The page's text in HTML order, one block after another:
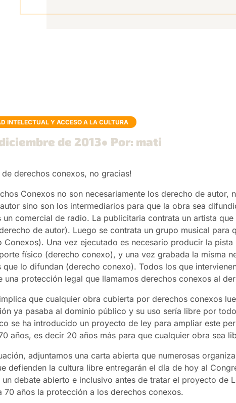
INTELECTUAL Y ACCESO A LA CULTURA
de 2013● Por: mati
de derechos conexos, no gracias!
Conexos no son necesariamente los derecho de autor,
sino son los intermediarios para que la obra sea
un comercial de radio. La publicitaria contrata un artista
de autor). Luego se contrata un grupo musical para
Conexos). Una vez ejecutado es necesario producir la
físico (derecho conexo), y una vez grabada la misma
que lo difundan (derecho conexo). Todos los que
una protección legal que llamamos derechos conexos al
que cualquier obra cubierta por derechos conexos
ya pasaba al dominio público y su uso sería libre por
se ha introducido un proyecto de ley para ampliar este
años, es decir 20 años más para que cualquier obra sea
adjuntamos una carta abierta que numerosas
defienden la cultura libre entregarán el día de hoy al
debate abierto e inclusivo antes de tratar el proyecto de
70 años la protección a los derechos conexos.